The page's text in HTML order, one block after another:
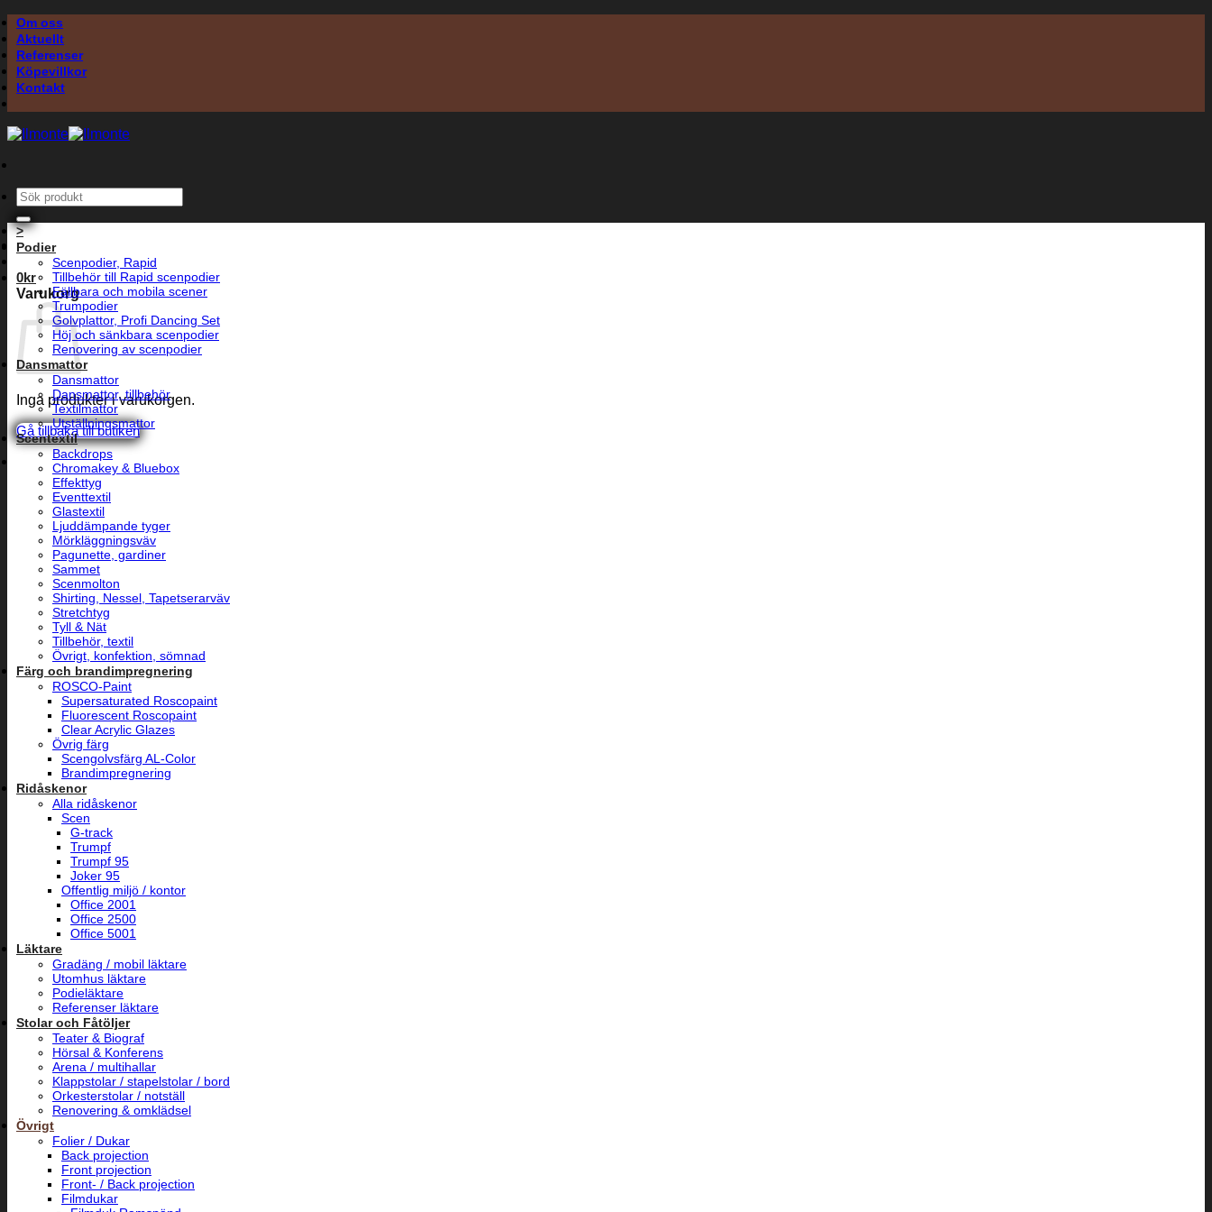
Skip
to
content
Om oss
Aktuellt
Referenser
Köpevillkor
Kontakt
Sök
efter:
0kr
Varukorg
Inga produkter i varukorgen.
Gå tillbaka till butiken
>
Podier
Scenpodier, Rapid
Tillbehör till Rapid scenpodier
Fällbara och mobila scener
Trumpodier
Golvplattor, Profi Dancing Set
Höj och sänkbara scenpodier
Renovering av scenpodier
Dansmattor
Dansmattor
Dansmattor, tillbehör
Textilmattor
Utställningsmattor
Scentextil
Backdrops
Chromakey & Bluebox
Effekttyg
Eventtextil
Glastextil
Ljuddämpande tyger
Mörkläggningsväv
Pagunette, gardiner
Sammet
Scenmolton
Shirting, Nessel, Tapetserarväv
Stretchtyg
Tyll & Nät
Tillbehör, textil
Övrigt, konfektion, sömnad
Färg och brandimpregnering
ROSCO-Paint
Supersaturated Roscopaint
Fluorescent Roscopaint
Clear Acrylic Glazes
Övrig färg
Scengolvsfärg AL-Color
Brandimpregnering
Ridåskenor
Alla ridåskenor
Scen
G-track
Trumpf
Trumpf 95
Joker 95
Offentlig miljö / kontor
Office 2001
Office 2500
Office 5001
Läktare
Gradäng / mobil läktare
Utomhus läktare
Podieläktare
Referenser läktare
Stolar och Fåtöljer
Teater & Biograf
Hörsal & Konferens
Arena / multihallar
Klappstolar / stapelstolar / bord
Orkesterstolar / notställ
Renovering & omklädsel
Övrigt
Folier / Dukar
Back projection
Front projection
Front- / Back projection
Filmdukar